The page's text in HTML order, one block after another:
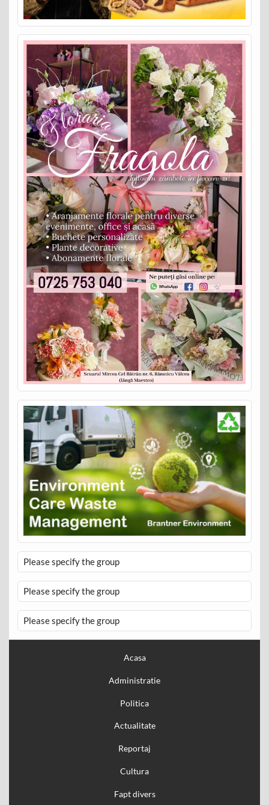
Please specify the group
Please specify the group
Please specify the group
Acasa
Administratie
Politica
Actualitate
Reportaj
Cultura
Fapt divers